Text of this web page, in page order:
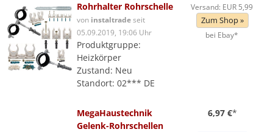
Rohrhalter Rohrschelle
von instaltradeseit
05.09.2019, 19:06 Uhr
Produktgruppe:
Heizkörper
Zustand: Neu
Standort: 02*** DE
Versand: EUR 5,99
Zum Shop »
bei Ebay*
MegaHaustechnik
Gelenk-Rohrschellen
6,97 €*